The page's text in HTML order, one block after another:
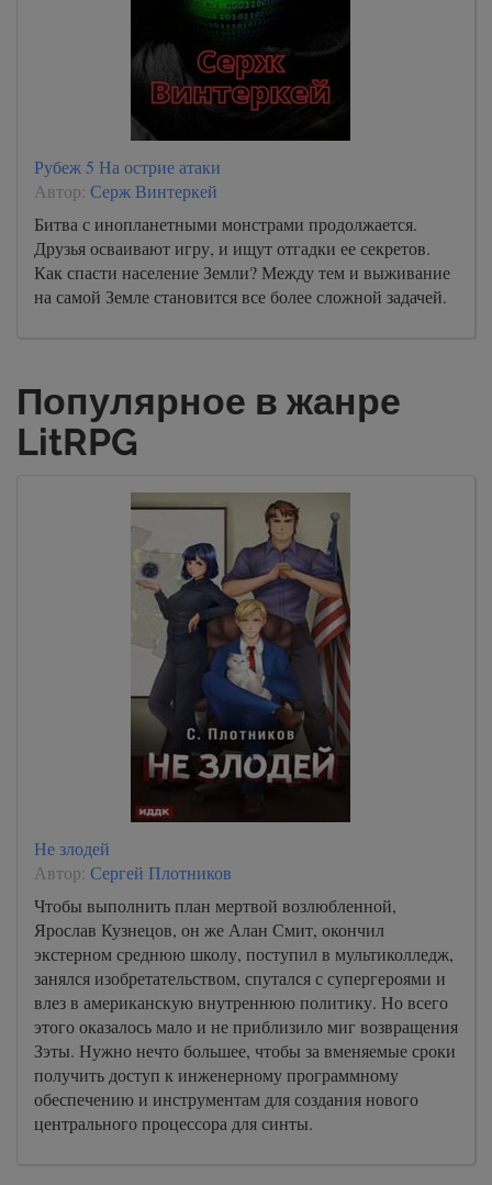
Рубеж 5 На острие атаки
Автор: Серж Винтеркей
Битва с инопланетными монстрами продолжается.
Друзья осваивают игру, и ищут отгадки ее секретов.
Как спасти население Земли? Между тем и выживание
на самой Земле становится все более сложной задачей.
Популярное в жанре
LitRPG
Не злодей
Автор: Сергей Плотников
Чтобы выполнить план мертвой возлюбленной,
Ярослав Кузнецов, он же Алан Смит, окончил
экстерном среднюю школу, поступил в мультиколледж,
занялся изобретательством, спутался с супергероями и
влез в американскую внутреннюю политику. Но всего
этого оказалось мало и не приблизило миг возвращения
Зэты. Нужно нечто большее, чтобы за вменяемые сроки
получить доступ к инженерному программному
обеспечению и инструментам для создания нового
центрального процессора для синты.